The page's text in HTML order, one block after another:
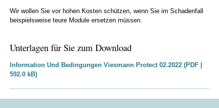
Wir wollen Sie vor hohen Kosten schützen, wenn Sie im Schadenfall
beispielsweise teure Module ersetzen müssen.
Unterlagen für Sie zum Download
Information Und Bedingungen Viesmann Protect 02.2022 (PDF |
592.0 kB)